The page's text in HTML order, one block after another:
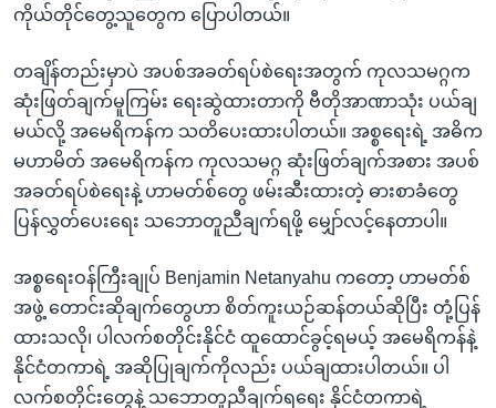
သို့
ရန်
ကိုယ်တိုင်တွေ့သူတွေက ပြောပါတယ်။
တချိန်တည်းမှာပဲ အပစ်အခတ်ရပ်စဲရေးအတွက် ကုလသမဂ္ဂက
ဆုံးဖြတ်ချက်မူကြမ်း ရေးဆွဲထားတာကို ဗီတိုအာဏာသုံး ပယ်ချ
မယ်လို့ အမေရိကန်က သတိပေးထားပါတယ်။ အစ္စရေးရဲ့ အဓိက
မဟာမိတ် အမေရိကန်က ကုလသမဂ္ဂ ဆုံးဖြတ်ချက်အစား အပစ်
အခတ်ရပ်စဲရေးနဲ့ ဟာမတ်စ်တွေ ဖမ်းဆီးထားတဲ့ ဓားစာခံတွေ
ပြန်လွှတ်ပေးရေး သဘောတူညီချက်ရဖို့ မျှော်လင့်နေတာပါ။
အစ္စရေးဝန်ကြီးချုပ် Benjamin Netanyahu ကတော့ ဟာမတ်စ်
အဖွဲ့ တောင်းဆိုချက်တွေဟာ စိတ်ကူးယဉ်ဆန်တယ်ဆိုပြီး တုံ့ပြန်
ထားသလို၊ ပါလက်စတိုင်းနိုင်ငံ ထူထောင်ခွင့်ရမယ့် အမေရိကန်နဲ့
နိုင်ငံတကာရဲ့ အဆိုပြုချက်ကိုလည်း ပယ်ချထားပါတယ်။ ပါ
လက်စတိုင်းတွေနဲ့ သဘောတူညီချက်ရရေး နိုင်ငံတကာရဲ့